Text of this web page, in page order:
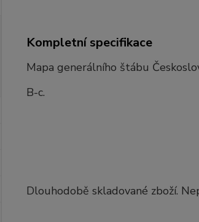
Kompletní specifikace
Mapa generálního štábu
B-c.
Dlouhodobě skladované zboží.